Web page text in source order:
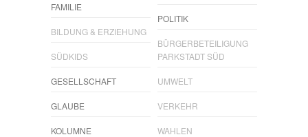
FAMILIE
BILDUNG & ERZIEHUNG
SÜDKIDS
GESELLSCHAFT
GLAUBE
KOLUMNE
POLITIK
BÜRGERBETEILIGUNG
PARKSTADT SÜD
UMWELT
VERKEHR
WAHLEN